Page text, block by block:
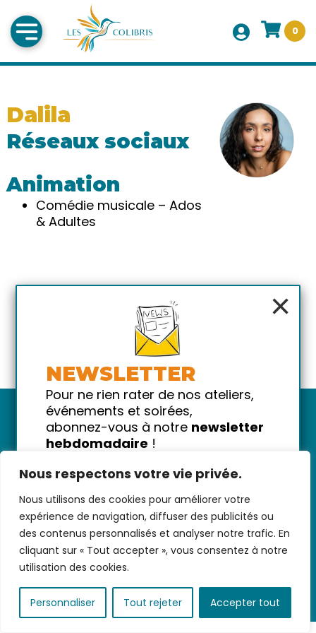
Nous respectons votre vie privée.
Nous utilisons des cookies pour améliorer votre
expérience de navigation, diffuser des publicités ou
des contenus personnalisés et analyser notre trafic. En
cliquant sur « Tout accepter », vous consentez à notre
utilisation des cookies.
Personnaliser Tout rejeter Accepter tout
0
Dalila
Réseaux sociaux
Animation
Comédie musicale – Ados
& Adultes
Nous contacter- CGV/CGU-Données
personnelles-Infos pratiques-FAQ
coded with ♥ by
×
NEWSLETTER
Pour ne rien rater de nos ateliers,
événements et soirées,
abonnez-vous à notre newsletter
hebdomadaire !
!
Votre email